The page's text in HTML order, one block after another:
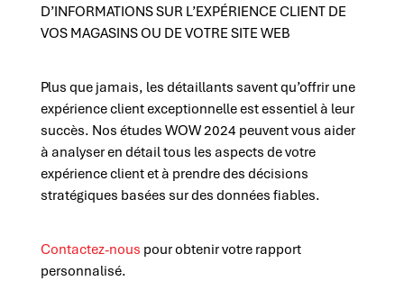
D’INFORMATIONS SUR L’EXPÉRIENCE CLIENT DE
VOS MAGASINS OU DE VOTRE SITE WEB
Plus que jamais, les détaillants savent qu’offrir une
expérience client exceptionnelle est essentiel à leur
succès. Nos études WOW 2024 peuvent vous aider
à analyser en détail tous les aspects de votre
expérience client et à prendre des décisions
stratégiques basées sur des données fiables.
Contactez-nous pour obtenir votre rapport
personnalisé.